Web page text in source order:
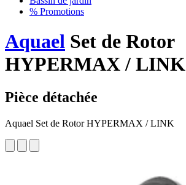
% Promotions
Aquael Set de Rotor
HYPERMAX / LINK
Pièce détachée
Aquael Set de Rotor HYPERMAX / LINK